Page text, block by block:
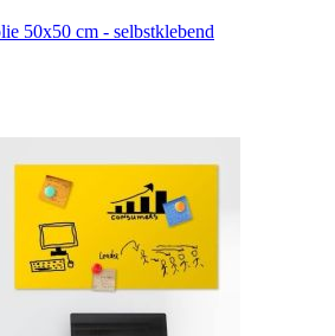
50x50 cm - selbstklebend